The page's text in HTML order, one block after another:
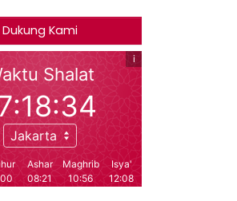
Dukung Kami